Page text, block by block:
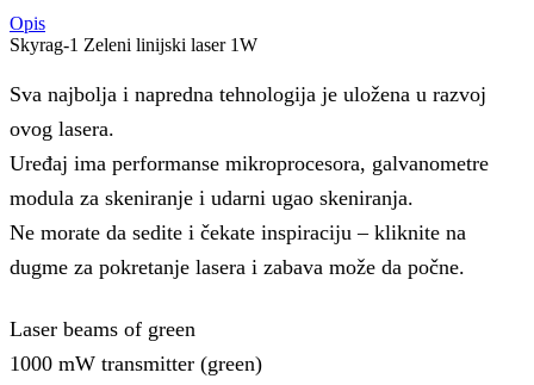
Opis
Skyrag-1 Zeleni linijski laser 1W
Sva najbolja i napredna tehnologija je uložena u razvoj
ovog lasera.
Uređaj ima performanse mikroprocesora, galvanometre
modula za skeniranje i udarni ugao skeniranja.
Ne morate da sedite i čekate inspiraciju – kliknite na
dugme za pokretanje lasera i zabava može da počne.
Laser beams of green
1000 mW transmitter (green)